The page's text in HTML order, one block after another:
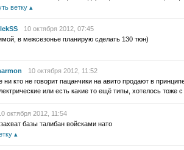
ветку
10 октября 2012, 07:45
в межсезонье планирую сделать 130 тюн)
10 октября 2012, 11:52
ни кто не говорит пацанчики на авито продают в
или есть какие то ещё типы, хотелось тоже
октября 2012, 11:54
базы талибан войсками нато